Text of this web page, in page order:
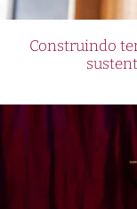
Construindo